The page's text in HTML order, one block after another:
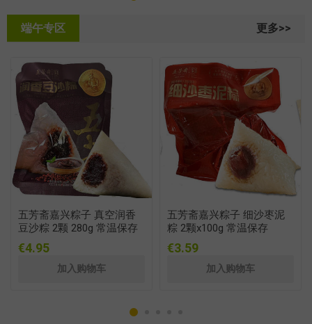
端午专区 更多>>
五芳斋嘉兴粽子 真空润香
豆沙粽 2颗 280g 常温保存
€4.95
五芳斋嘉兴粽子 细沙枣泥
粽 2颗x100g 常温保存
€3.59